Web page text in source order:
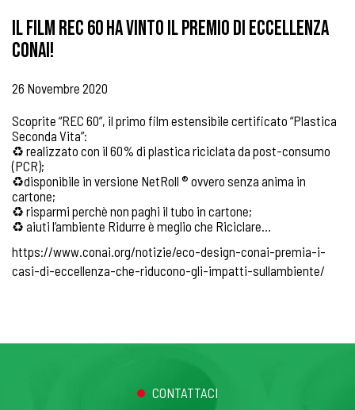
IL FILM REC 60 HA VINTO IL PREMIO DI ECCELLENZA
CONAI!
26 Novembre 2020
Scoprite “REC 60”, il primo film estensibile certificato “Plastica
Seconda Vita”:
♻ realizzato con il 60% di plastica riciclata da post-consumo
(PCR);
♻disponibile in versione NetRoll ® ovvero senza anima in
cartone;
♻ risparmi perchè non paghi il tubo in cartone;
♻ aiuti l’ambiente Ridurre è meglio che Riciclare…
https://www.conai.org/notizie/eco-design-conai-premia-i-
casi-di-eccellenza-che-riducono-gli-impatti-sullambiente/
CONTATTACI